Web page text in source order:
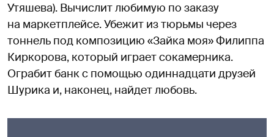
Утяшева). Вычислит любимую по заказу
на маркетплейсе. Убежит из тюрьмы через
тоннель под композицию «Зайка моя» Филиппа
Киркорова, который играет сокамерника.
Ограбит банк с помощью одиннадцати друзей
Шурика и, наконец, найдет любовь.